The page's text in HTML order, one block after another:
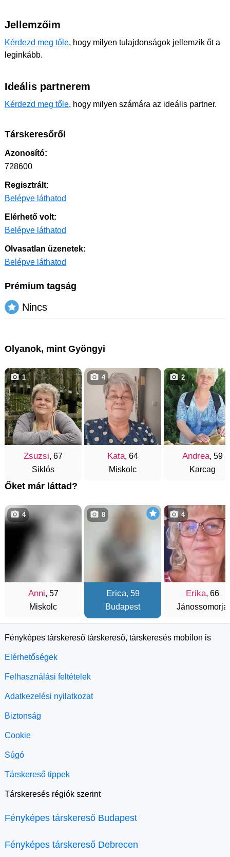
Jellemzőim
Kérdezd meg tőle, hogy milyen tulajdonságok jellemzik őt a
leginkább.
Ideális partnerem
Kérdezd meg tőle, hogy milyen számára az ideális partner.
Társkeresőről
Azonosító:
728600
Regisztrált:
Belépve láthatod
Elérhető volt:
Belépve láthatod
Olvasatlan üzenetek:
Belépve láthatod
Prémium tagság
Nincs
Olyanok, mint Gyöngyi
Zsuzsi, 67
Siklós
1
Kata, 64
Miskolc
4
Andrea, 59
Karcag
2
Őket már láttad?
Anni, 57
Miskolc
4
Erica, 59
Budapest
8
Erika, 66
Jánossomorja
4
Fényképes társkereső társkereső, társkeresés mobilon is
Elérhetőségek
Felhasználási feltételek
Adatkezelési nyilatkozat
Biztonság
Cookie
Súgó
Társkereső tippek
Társkeresés régiók szerint
Fényképes társkereső Budapest
Fényképes társkereső Debrecen